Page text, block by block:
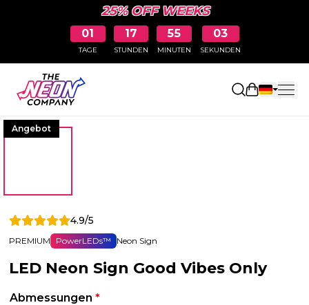
25% OFF WEEKS
01
TAGE
17
STUNDEN
55
MINUTEN
03
SEKUNDEN
Angebot
4.9/5
PREMIUM PowerLEDs™ Neon Sign
LED Neon Sign Good Vibes Only
Abmessungen *